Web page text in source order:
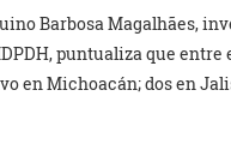
Barbosa Magalhães,
puntualiza que
en Michoacán; dos en